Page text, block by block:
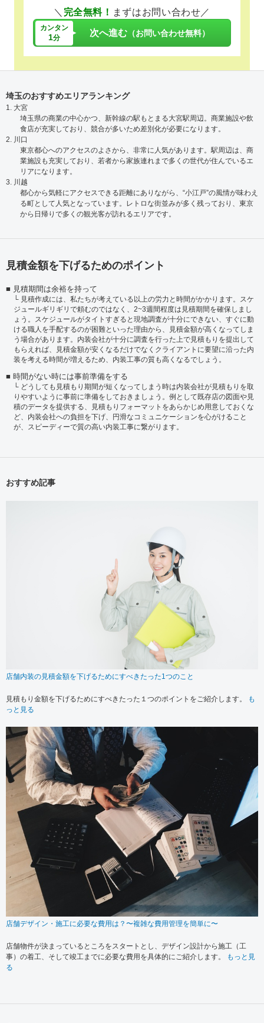
＼ 完全無料！ まずはお問い合わせ／
カンタン
1分 次へ進む （お問い合わせ無料）
埼玉のおすすめエリアランキング
1. 大宮
埼玉県の商業の中心かつ、新幹線の駅もとまる大宮駅周辺。商業施設や飲
食店が充実しており、競合が多いため差別化が必要になります。
2. 川口
東京都心へのアクセスのよさから、非常に人気があります。駅周辺は、商
業施設も充実しており、若者から家族連れまで多くの世代が住んでいるエ
リアになります。
3. 川越
都心から気軽にアクセスできる距離にありながら、“小江戸”の風情が味わえ
る町として人気となっています。レトロな街並みが多く残っており、東京
から日帰りで多くの観光客が訪れるエリアです。
見積金額を下げるためのポイント
見積期間は余裕を持って
見積作成には、私たちが考えている以上の労力と時間がかかります。スケ
ジュールギリギリで頼むのではなく、2~3週間程度は見積期間を確保しまし
ょう。スケジュールがタイトすぎると現地調査が十分にできない、すぐに動
ける職人を手配するのが困難といった理由から、見積金額が高くなってしま
う場合があります。内装会社が十分に調査を行った上で見積もりを提出して
もらえれば、見積金額が安くなるだけでなくクライアントに要望に沿った内
装を考える時間が増えるため、内装工事の質も高くなるでしょう。
時間がない時には事前準備をする
どうしても見積もり期間が短くなってしまう時は内装会社が見積もりを取
りやすいように事前に準備をしておきましょう。例として既存店の図面や見
積のデータを提供する、見積もりフォーマットをあらかじめ用意しておくな
ど、内装会社への負担を下げ、円滑なコミュニケーションを心がけること
が、スピーディーで質の高い内装工事に繋がります。
おすすめ記事
店舗内装の見積金額を下げるためにすべきたった1つのこと
見積もり金額を下げるためにすべきたった１つのポイントをご紹介します。
も
っと見る
店舗デザイン・施工に必要な費用は？〜複雑な費用管理を簡単に〜
店舗物件が決まっているところをスタートとし、デザイン設計から施工（工
事）の着工、そして竣工までに必要な費用を具体的にご紹介します。
もっと見
る